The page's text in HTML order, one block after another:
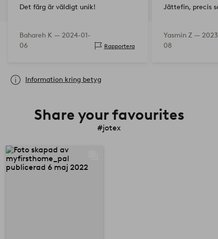
Det färg är väldigt unik!
Bahareh K — 2024-01-
06
Rapportera
Jättefin, precis
Yasmin Z —
08
Information kring betyg
Share your favourites
#jotex